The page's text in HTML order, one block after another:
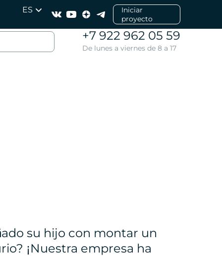
ES
Iniciar
proyecto
+7 922 962 05 59
De lunes a viernes de 8 a 17
su hijo con montar un
¡Nuestra empresa ha